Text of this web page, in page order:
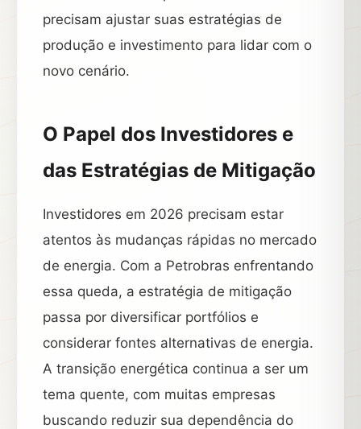
precisam ajustar suas estratégias de
produção e investimento para lidar com o
novo cenário.
O Papel dos Investidores e
das Estratégias de Mitigação
Investidores em 2026 precisam estar
atentos às mudanças rápidas no mercado
de energia. Com a Petrobras enfrentando
essa queda, a estratégia de mitigação
passa por diversificar portfólios e
considerar fontes alternativas de energia.
A transição energética continua a ser um
tema quente, com muitas empresas
buscando reduzir sua dependência do